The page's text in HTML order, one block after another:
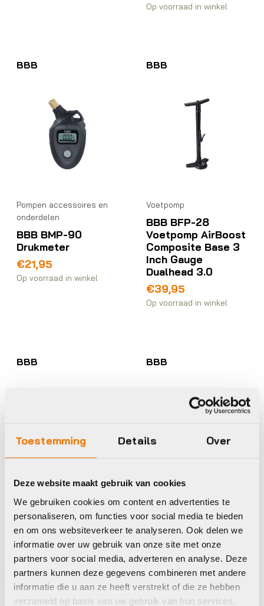
Toestemming Details Over
Deze website maakt gebruik van cookies
We gebruiken cookies om content en advertenties te
personaliseren, om functies voor social media te bieden
en om ons websiteverkeer te analyseren. Ook delen we
informatie over uw gebruik van onze site met onze
partners voor social media, adverteren en analyse. Deze
partners kunnen deze gegevens combineren met andere
informatie die u aan ze heeft verstrekt of die ze hebben
verzameld op basis van uw gebruik van hun services.
Op voorraad in winkel
BBB
Pompen accessoires en
onderdelen
BBB BMP-90
Drukmeter
€21,95
Op voorraad in winkel
BBB
Voetpomp
BBB BFP-28
Voetpomp AirBoost
Composite Base 3
Inch Gauge
Dualhead 3.0
€39,95
Op voorraad in winkel
BBB
Voetpomp
BBB BFP-27
Voetpomp AirSteel
€49,95
Op voorraad in winkel
BBB
Hand- en CO2pompen
BBB BMP-29
Minipomp AirShock
For Suspension
€48,95
Op voorraad in winkel